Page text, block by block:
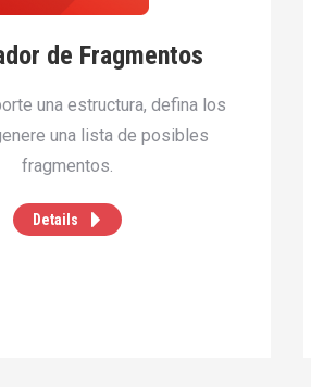
de Fragmentos
una estructura, defina los
una lista de posibles
fragmentos.
Details